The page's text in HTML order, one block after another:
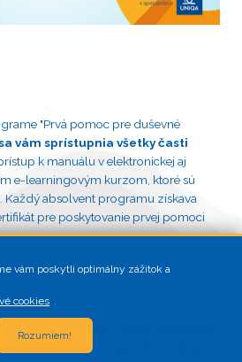
"Prvá pomoc pre duševné
vám sprístupnia všetky časti
k manuálu v elektronickej aj
e-learningovým kurzom, ktoré sú
Každý absolvent programu získava
pre poskytovanie prvej pomoci
presmerovaný /-vaná na platobnú
kupón, môžete ho uplatniť pri nákupe.
vám poskytli optimálny zážitok a
cookies .
Rozumiem!